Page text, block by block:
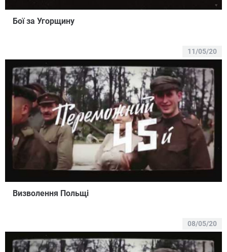
Бої за Угорщину
11/05/20
Визволення Польщі
08/05/20